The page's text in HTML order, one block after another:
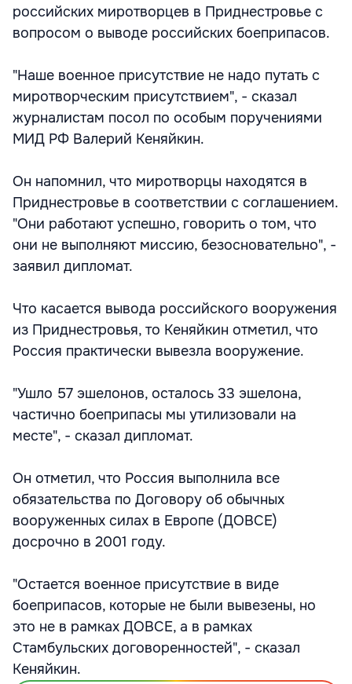
российских миротворцев в Приднестровье с
вопросом о выводе российских боеприпасов.
"Наше военное присутствие не надо путать с
миротворческим присутствием", - сказал
журналистам посол по особым поручениями
МИД РФ Валерий Кеняйкин.
Он напомнил, что миротворцы находятся в
Приднестровье в соответствии с соглашением.
"Они работают успешно, говорить о том, что
они не выполняют миссию, безосновательно", -
заявил дипломат.
Что касается вывода российского вооружения
из Приднестровья, то Кеняйкин отметил, что
Россия практически вывезла вооружение.
"Ушло 57 эшелонов, осталось 33 эшелона,
частично боеприпасы мы утилизовали на
месте", - сказал дипломат.
Он отметил, что Россия выполнила все
обязательства по Договору об обычных
вооруженных силах в Европе (ДОВСЕ)
досрочно в 2001 году.
"Остается военное присутствие в виде
боеприпасов, которые не были вывезены, но
это не в рамках ДОВСЕ, а в рамках
Стамбульских договоренностей", - сказал
Кеняйкин.